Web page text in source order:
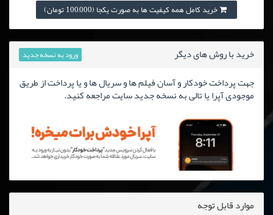
خرید کامل همه کیفیت ها به صورت یکجا (100,000 تومان)
خرید با روش های دیگر ورود به نسخه جدید
جهت پرداخت خودکار و آسان فیلم ها و سریال ها و یا پرداخت از طریق
موجودی آپرا یا تالی به نسخه جدید سایت مراجعه کنید.
موارد قابل توجه